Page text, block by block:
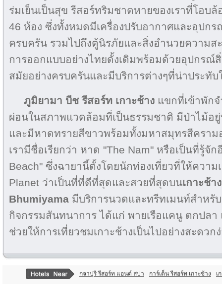
ร่มเย็นเป็นสุข รีสอร์ทริมชาดหายของเราที่โอบ
46 ห้อง ซึ่งทั้งหมดมีเครื่องปรับอากาศและอุปก
ครบครัน รวมไปถึงตู้นิรภัยและสิ่งอำนวยความ
การออกแบบอย่างไทยดั้งเดิมพร้อมด้วยอุปกรณ์
สมัยอย่างครบครันและมีบริการต่างๆที่น่าประทับ
ภูมิยามา บีช รีสอร์ท เกาะช้าง แขกที่เข้าพัก
ผ่อนในสภาพแวดล้อมที่เป็นธรรมชาติ มีป่าไม้อ
และมีหาดทรายสีขาวพร้อมทั้งมหาสมุทรสีครา
เรามีชื่อเรียกว่า หาด "The Nam" หรือเป็นที่รู้จั
Beach" ซึ่งฉายานี้ตั้งโดยนักท่องเที่ยวที่ให้ความ
Planet ว่าเป็นที่ที่ดีที่สุดและสวยที่สุดบนเกาะช้าง
Bhumiyama มีบริการนวดและทรีทเมนท์สำหรั
กิจกรรมสันทนาการ ได้แก่ พายเรือแคนู ตกปลา
ช่วยให้การเที่ยวชมเกาะช้างเป็นไปอย่างสะดวก
กจาปุรี รีสอร์ท แอนด์ สปา การ์เด็น รีสอร์ท เกาะช้าง เ